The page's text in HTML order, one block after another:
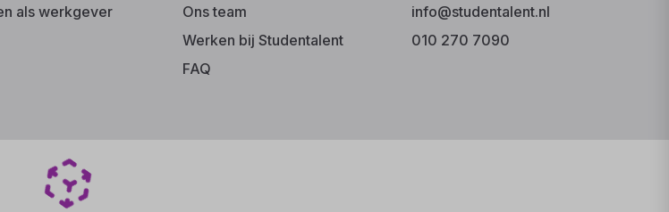
als werkgever
Ons team
Werken bij Studentalent
FAQ
info@studentalent.nl
010 270 7090